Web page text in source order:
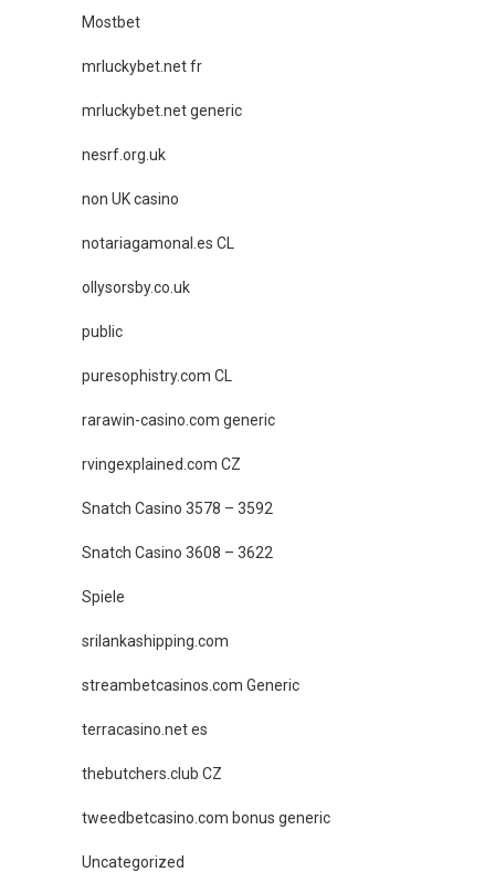
Mostbet
mrluckybet.net fr
mrluckybet.net generic
nesrf.org.uk
non UK casino
notariagamonal.es CL
ollysorsby.co.uk
public
puresophistry.com CL
rarawin-casino.com generic
rvingexplained.com CZ
Snatch Casino 3578 – 3592
Snatch Casino 3608 – 3622
Spiele
srilankashipping.com
streambetcasinos.com Generic
terracasino.net es
thebutchers.club CZ
tweedbetcasino.com bonus generic
Uncategorized